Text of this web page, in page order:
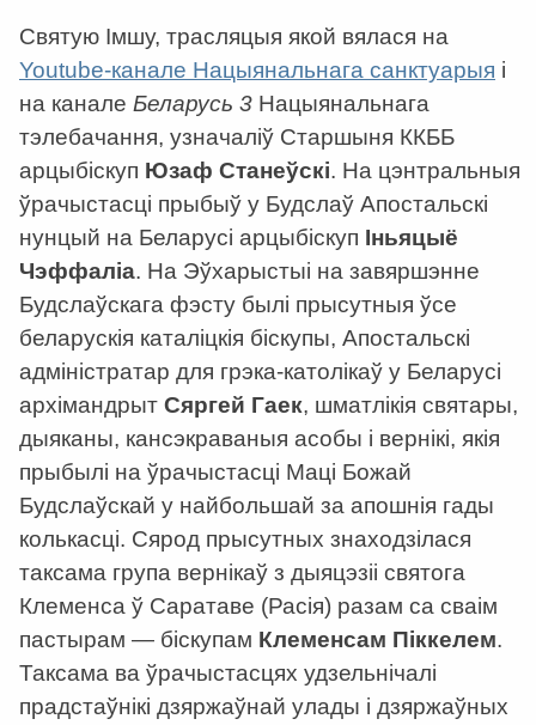
Святую Імшу, трасляцыя якой вялася на
Youtube-канале Нацыянальнага санктуарыя і
на канале Беларусь 3 Нацыянальнага
тэлебачання, узначаліў Старшыня ККББ
арцыбіскуп Юзаф Станеўскі. На цэнтральныя
ўрачыстасці прыбыў у Будслаў Апостальскі
нунцый на Беларусі арцыбіскуп Іньяцыё
Чэффаліа. На Эўхарыстыі на завяршэнне
Будслаўскага фэсту былі прысутныя ўсе
беларускія каталіцкія біскупы, Апостальскі
адміністратар для грэка-католікаў у Беларусі
архімандрыт Сяргей Гаек, шматлікія святары,
дыяканы, кансэкраваныя асобы і вернікі, якія
прыбылі на ўрачыстасці Маці Божай
Будслаўскай у найбольшай за апошнія гады
колькасці. Сярод прысутных знаходзілася
таксама група вернікаў з дыяцэзіі святога
Клеменса ў Саратаве (Расія) разам са сваім
пастырам — біскупам Клеменсам Піккелем.
Таксама ва ўрачыстасцях удзельнічалі
прадстаўнікі дзяржаўнай улады і дзяржаўных